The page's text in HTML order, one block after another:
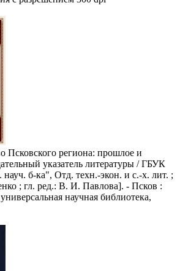
Псковского региона: прошлое и
указатель литературы / ГБУК
б-ка", Отд. техн.-экон. и с.-х. лит. ;
; гл. ред.: В. И. Павлова]. - Псков :
научная библиотека,